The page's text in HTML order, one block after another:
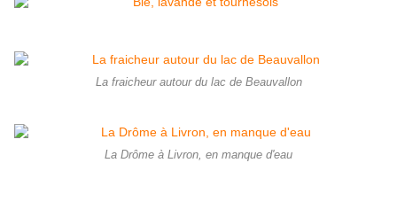
La fraicheur autour du lac de Beauvallon
La Drôme à Livron, en manque d'eau